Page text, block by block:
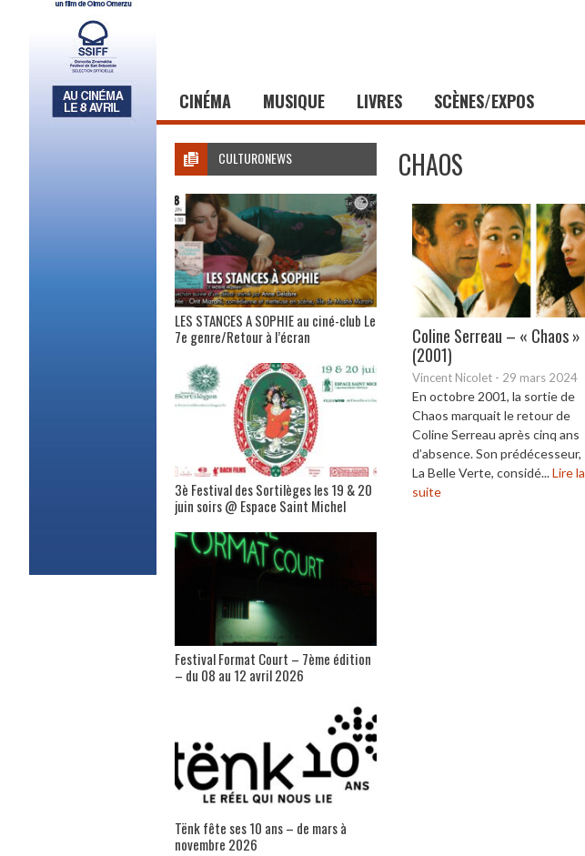
CINÉMA MUSIQUE LIVRES SCÈNES/EXPOS
CHAOS
Coline Serreau – « Chaos »
(2001)
Vincent Nicolet - 29 mars 2024
En octobre 2001, la sortie de
Chaos marquait le retour de
Coline Serreau après cinq ans
d’absence. Son prédécesseur,
La Belle Verte, considé...Lire la
suite
CULTURONEWS
LES STANCES A SOPHIE au ciné-club Le
7e genre/Retour à l’écran
3è Festival des Sortilèges les 19 & 20
juin soirs @ Espace Saint Michel
Festival Format Court – 7ème édition
– du 08 au 12 avril 2026
Tënk fête ses 10 ans – de mars à
novembre 2026